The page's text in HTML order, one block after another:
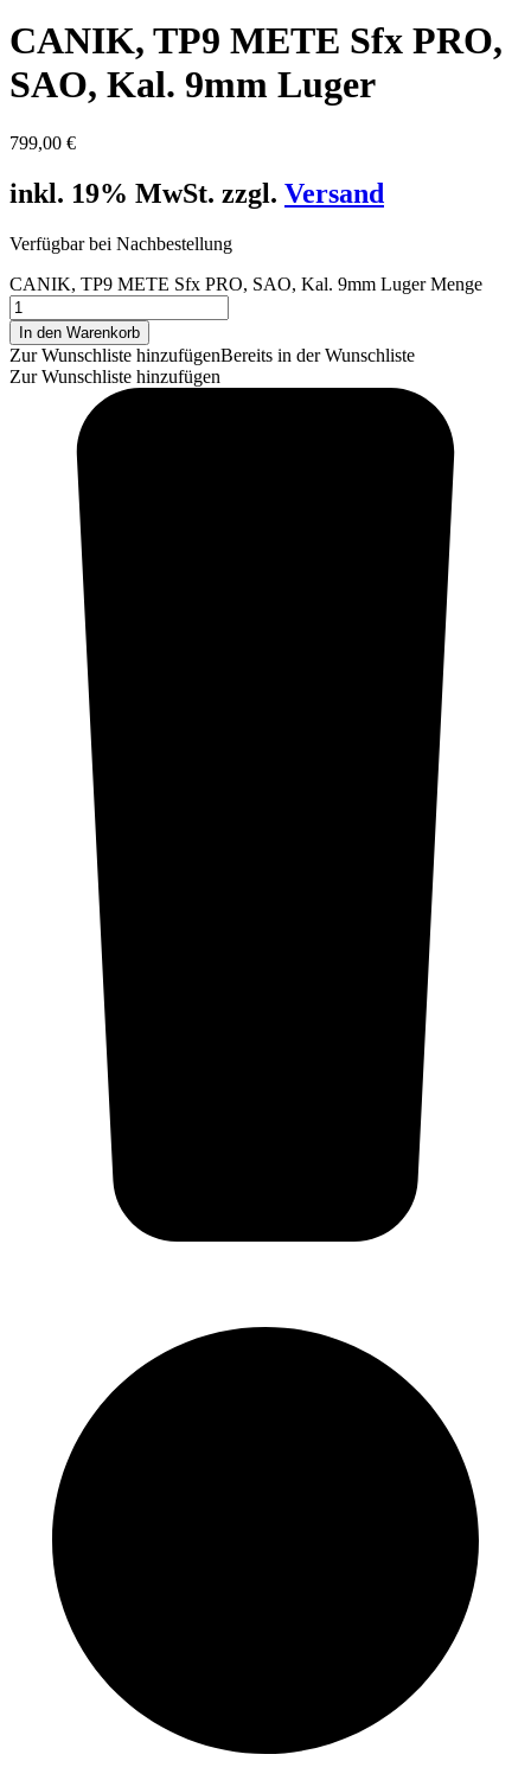
CANIK, TP9 METE Sfx PRO,
SAO, Kal. 9mm Luger
799,00 €
inkl. 19% MwSt. zzgl. Versand
Verfügbar bei Nachbestellung
CANIK, TP9 METE Sfx PRO, SAO, Kal. 9mm Luger Menge
In den Warenkorb
Zur Wunschliste hinzufügenBereits in der Wunschliste
Zur Wunschliste hinzufügen